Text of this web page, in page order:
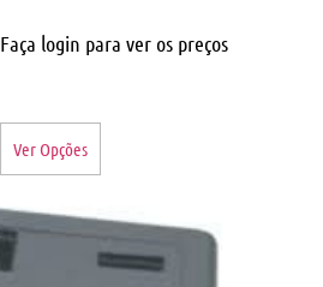
Faça login para ver os preços
Ver Opções